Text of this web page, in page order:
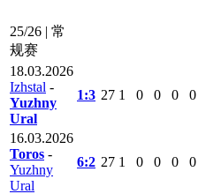
25/26 | 常
规赛
18.03.2026
Izhstal -
Yuzhny
Ural
1:3 27 1 0 0 0 0
16.03.2026
Toros -
Yuzhny
Ural
6:2 27 1 0 0 0 0